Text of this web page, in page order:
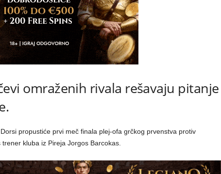
omraženih rivala rešavaju pitanje
propustiće prvi meč finala plej-ofa grčkog prvenstva protiv
kluba iz Pireja Jorgos Barcokas.